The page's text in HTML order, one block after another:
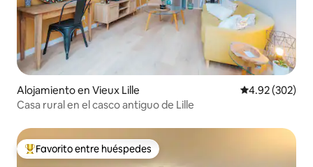
Alojamiento en Vieux Lille Calificación
4.92 (302)
Casa rural en el casco antiguo de Lille
Favorito entre huéspedes preferido
Favorito entre huéspedes